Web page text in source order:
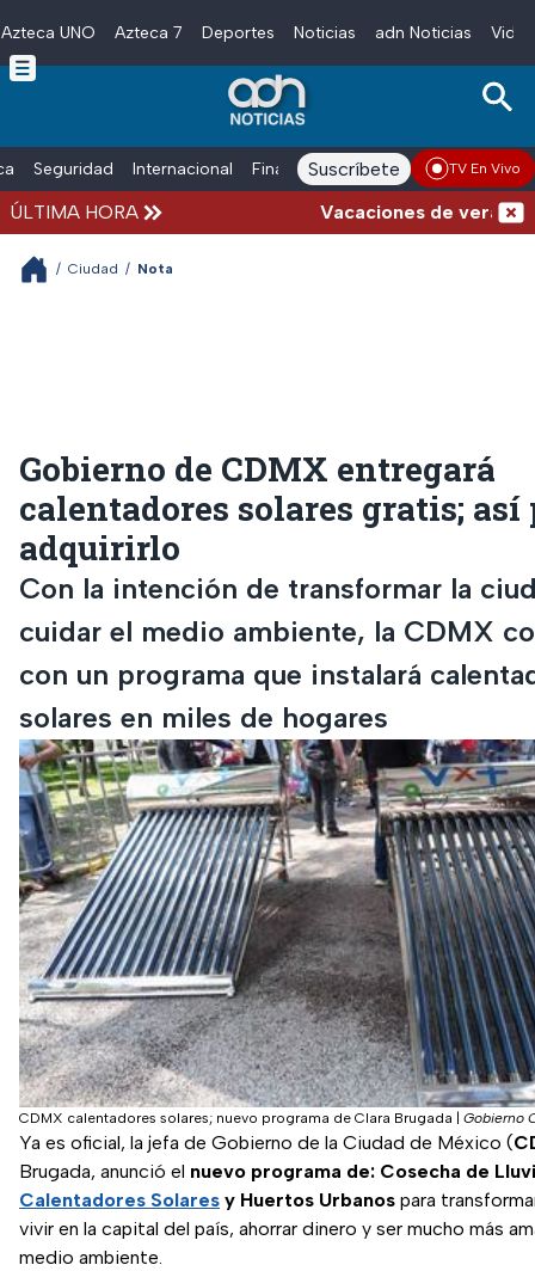
Skip to main content
Azteca UNO Azteca 7 Deportes Noticias adn Noticias
Seguridad Internacional Finanzas adn Noticias Radio
Suscríbete TV En Vivo
ÚLTIMA HORA Vacaciones de verano
/ Ciudad / Nota
Gobierno de CDMX entregará
calentadores solares gratis; así
adquirirlo
Con la intención de transformar la
cuidar el medio ambiente, la CDMX
con un programa que instalará
solares en miles de hogares
CDMX calentadores solares; nuevo programa de Clara Brugada Gobierno
Ya es oficial, la jefa de Gobierno de la Ciudad de México (
Brugada, anunció el nuevo programa de: Cosecha de
Calentadores Solares y Huertos Urbanos para
vivir en la capital del país, ahorrar dinero y ser mucho más
medio ambiente.